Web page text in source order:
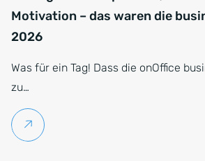
Motivation – das waren die
2026
Was für ein Tag! Dass die onOffice
zu…
Weiterlesen